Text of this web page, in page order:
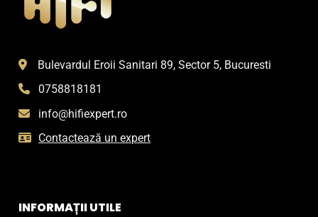
Bulevardul Eroii Sanitari 89, Sector 5, Bucuresti
0758818181
info@hifiexpert.ro
Contactează un expert
INFORMAȚII UTILE